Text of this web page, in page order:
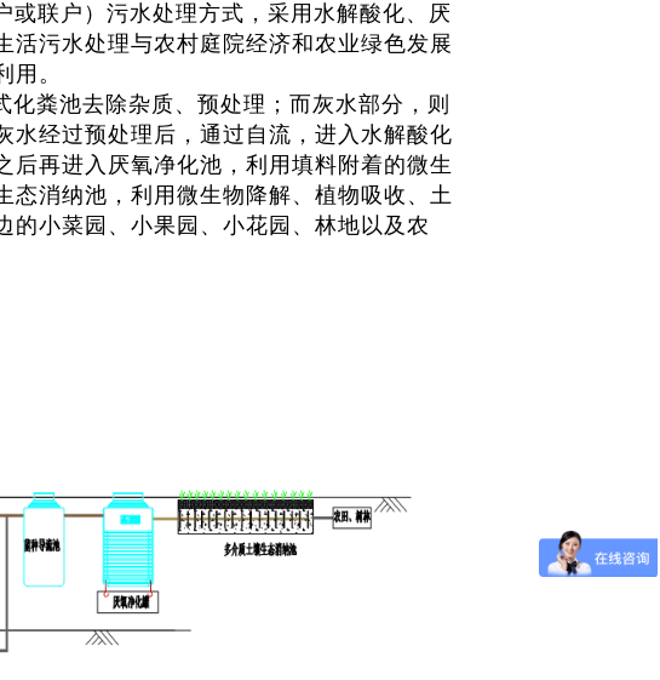
或联户）污水处理方式，采用水解酸化、厌
污水处理与农村庭院经济和农业绿色发展
。
粪池去除杂质、预处理；而灰水部分，则
水经过预处理后，通过自流，进入水解酸化
再进入厌氧净化池，利用填料附着的微生
态消纳池，利用微生物降解、植物吸收、土
的小菜园、小果园、小花园、林地以及农